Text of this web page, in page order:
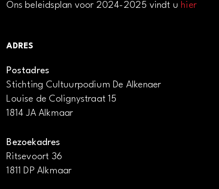
Ons beleidsplan voor 2024-2025 vindt uhier
ADRES
Postadres
Stichting Cultuurpodium De Alkenaer
Louise de Colignystraat 15
1814 JA Alkmaar
Bezoekadres
Ritsevoort 36
1811 DP Alkmaar